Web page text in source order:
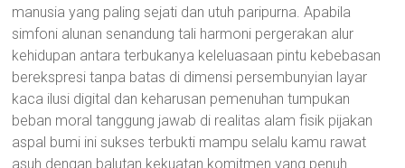
manusia yang paling sejati dan utuh paripurna. Apabila
simfoni alunan senandung tali harmoni pergerakan alur
kehidupan antara terbukanya keleluasaan pintu kebebasan
berekspresi tanpa batas di dimensi persembunyian layar
kaca ilusi digital dan keharusan pemenuhan tumpukan
beban moral tanggung jawab di realitas alam fisik pijakan
aspal bumi ini sukses terbukti mampu selalu kamu rawat
asuh dengan balutan kekuatan komitmen yang penuh